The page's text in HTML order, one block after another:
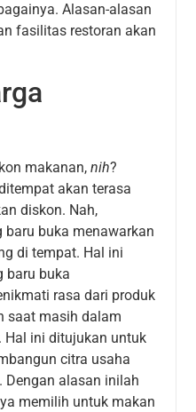
Alasan-alasan
fasilitas restoran akan
makanan,nih?
akan terasa
diskon. Nah,
baru buka menawarkan
di tempat. Hal ini
baru buka
rasa dari produk
saat masih dalam
Hal ini ditujukan untuk
citra usaha
Dengan alasan inilah
memilih untuk makan